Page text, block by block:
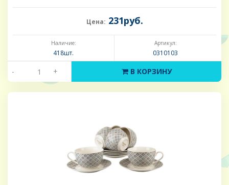
Цена: 231руб.
Наличие:
418шт.
Артикул:
0310103
- + В КОРЗИНУ